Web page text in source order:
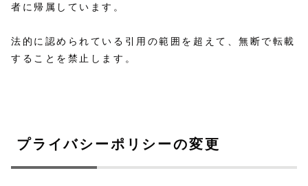
者に帰属しています。
法的に認められている引用の範囲を超えて、無断で転載
することを禁止します。
プライバシーポリシーの変更